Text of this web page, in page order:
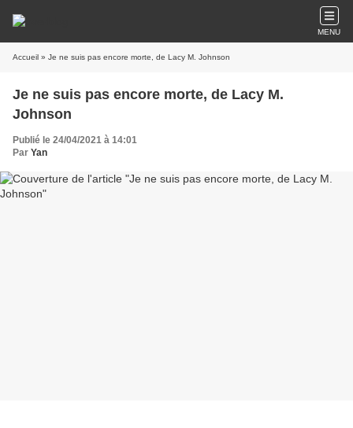
MENU
Accueil » Je ne suis pas encore morte, de Lacy M. Johnson
Je ne suis pas encore morte, de Lacy M.
Johnson
Publié le 24/04/2021 à 14:01
Par Yan